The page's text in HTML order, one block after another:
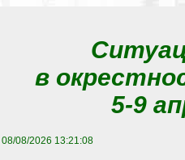
в
5-9
08/08/2026 13:21:08